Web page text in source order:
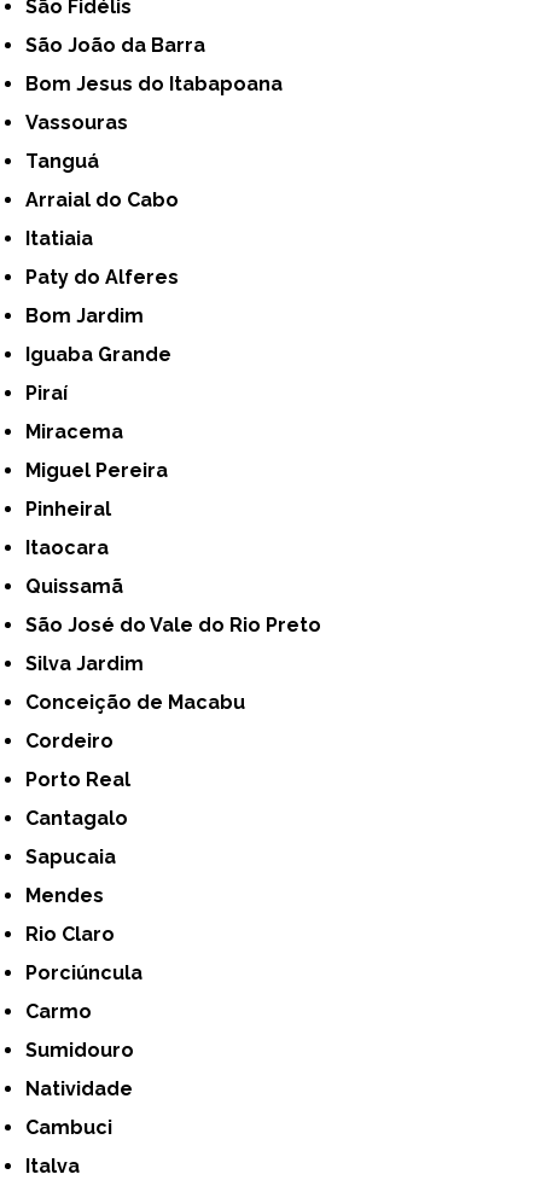
São Fidélis
São João da Barra
Bom Jesus do Itabapoana
Vassouras
Tanguá
Arraial do Cabo
Itatiaia
Paty do Alferes
Bom Jardim
Iguaba Grande
Piraí
Miracema
Miguel Pereira
Pinheiral
Itaocara
Quissamã
São José do Vale do Rio Preto
Silva Jardim
Conceição de Macabu
Cordeiro
Porto Real
Cantagalo
Sapucaia
Mendes
Rio Claro
Porciúncula
Carmo
Sumidouro
Natividade
Cambuci
Italva